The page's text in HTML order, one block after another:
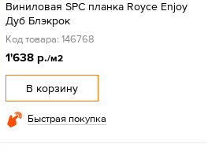
Виниловая SPC планка Royce Enjoy
Дуб Блэкрок
Код товара: 146768
1'638 р./м2
В корзину
Быстрая покупка